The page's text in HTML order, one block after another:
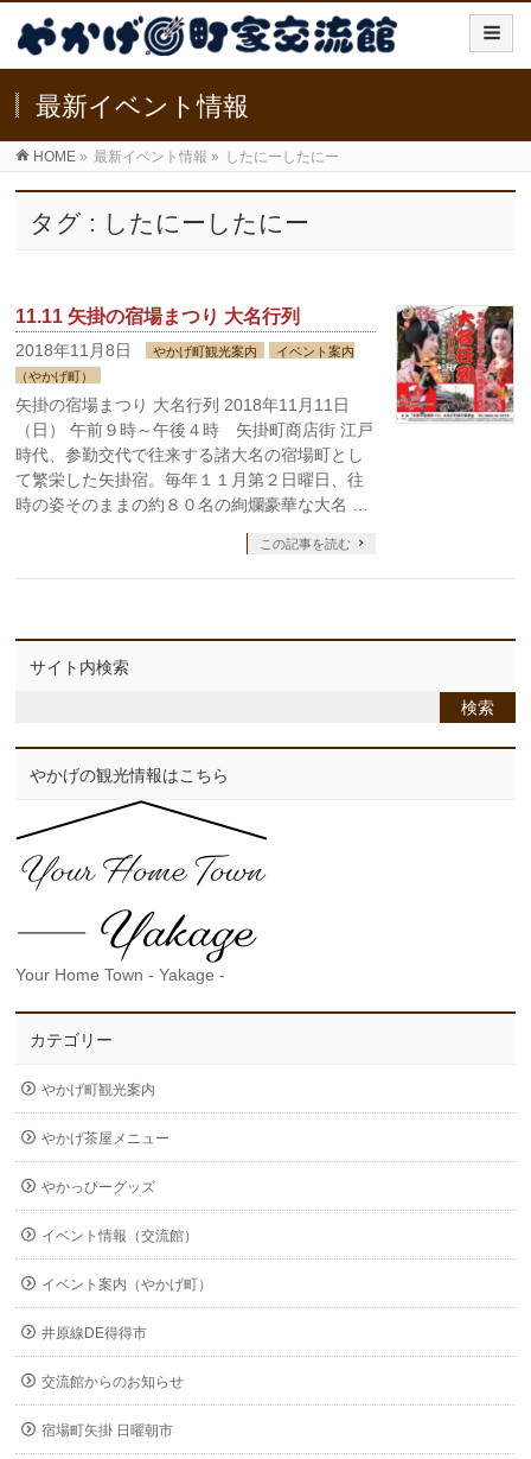
最新イベント情報
HOME » 最新イベント情報 » したにーしたにー
タグ : したにーしたにー
11.11 矢掛の宿場まつり 大名行列
2018年11月8日 やかげ町観光案内
イベント案内
（やかげ町）
矢掛の宿場まつり 大名行列 2018年11月11日
（日） 午前９時～午後４時 矢掛町商店街 江戸
時代、参勤交代で往来する諸大名の宿場町とし
て繁栄した矢掛宿。毎年１１月第２日曜日、往
時の姿そのままの約８０名の絢爛豪華な大名 …
この記事を読む
サイト内検索
やかげの観光情報はこちら
Your Home Town - Yakage -
カテゴリー
やかげ町観光案内
やかげ茶屋メニュー
やかっぴーグッズ
イベント情報（交流館）
イベント案内（やかげ町）
井原線DE得得市
交流館からのお知らせ
宿場町矢掛 日曜朝市